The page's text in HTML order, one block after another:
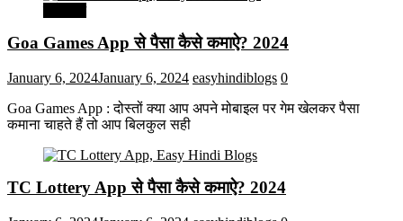
Goa Games App से पैसा कैसे कमाऐ? 2024
January 6, 2024January 6, 2024 easyhindiblogs 0
Goa Games App : दोस्तों क्या आप अपने मोबाइल पर गेम खेलकर पैसा
कमाना चाहते हैं तो आप बिलकुल सही
TC Lottery App से पैसा कैसे कमाऐ? 2024